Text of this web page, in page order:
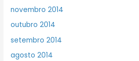
novembro 2014
outubro 2014
setembro 2014
agosto 2014